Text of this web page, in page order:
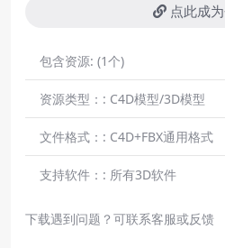
点此成
包含资源: (1个)
资源类型：: C4D模型/3D模型
文件格式：: C4D+FBX通用格式
支持软件：: 所有3D软件
下载遇到问题？可联系客服或反馈